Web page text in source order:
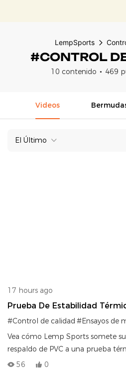
LempSports
#CONTROL
10 contenido 469
Videos
El Último
17 hours ago
Prueba De Estabilidad
Desprendimiento Del Tejido
#Control de calidad #Ensayos de
Vea cómo Lemp Sports somete
respaldo de PVC a una prueba
que no cumplen con los
56 0